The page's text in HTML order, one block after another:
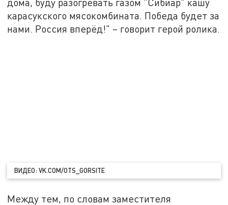
дома, буду разогревать газом "Сибиар" кашу
карасукского мясокомбината. Победа будет за
нами. Россия вперёд!" – говорит герой ролика.
ВИДЕО: VK.COM/OTS_GORSITE
Между тем, по словам заместителя